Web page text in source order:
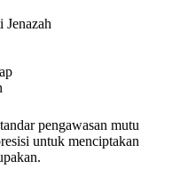
Jenazah
pengawasan mutu
untuk menciptakan